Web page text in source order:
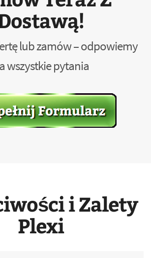
lub zamów – odpowiemy
wszystkie pytania
i Zalety
Plexi